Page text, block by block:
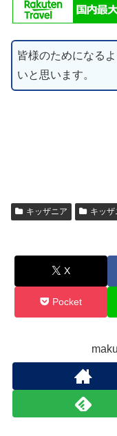
皆様のためになる
いと思います。
キッザニア キッザ
X
Pocket